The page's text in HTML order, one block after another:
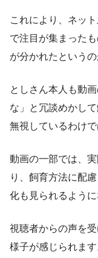
これにより、ネッ
で注目が集まった
が分かれたというの
としさん本人も動
な」と冗談めかし
無視しているわけ
動画の一部では、
り、飼育方法に配
化も見られるように
視聴者からの声を
様子が感じられます